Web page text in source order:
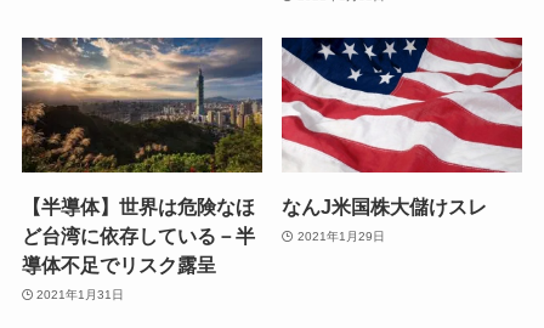
【半導体】世界は危険なほ
ど台湾に依存している－半
導体不足でリスク露呈
2021年1月31日
なんJ米国株大儲けスレ
2021年1月29日